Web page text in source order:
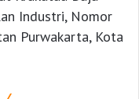
Industri, Nomor
Purwakarta, Kota